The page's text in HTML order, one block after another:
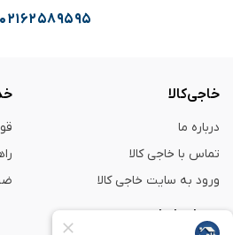
۰۲۱۶۲۵۸۹۵۹۵
خاجی‌کالا
درباره ما
تماس با خاجی کالا
ورود به سایت خاجی‌ کالا
همراه با ما